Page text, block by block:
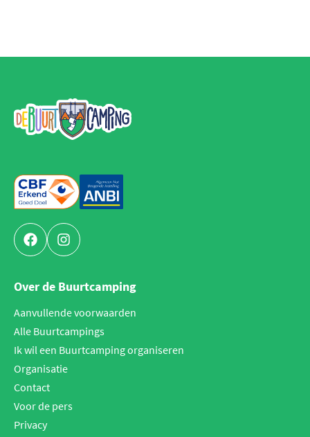
FacebookInstagram
Over de Buurtcamping
Aanvullende voorwaarden
Alle Buurtcampings
Ik wil een Buurtcamping organiseren
Organisatie
Contact
Voor de pers
Privacy